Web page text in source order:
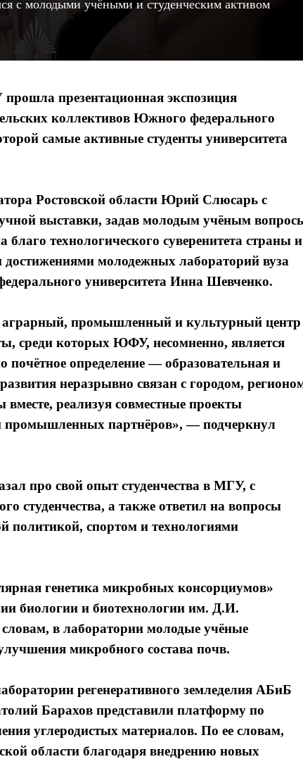
с молодыми учёными и студенческим активом
презентационная экспозиция
коллективов Южного федерального
самые активные студенты университета
Ростовской области Юрий Слюсарь с
выставки, задав молодым учёным
технологического суверенитета страны и
молодежных лабораторий вуза
университета Инна Шевченко.
аграрный, промышленный и культурный центр
среди которых ЮФУ, несомненно, является
определение — образовательная и
неразрывно связан с городом,
реализуя совместные проекты
промышленных партнёров», — подчеркнул
про свой опыт студенчества в МГУ, с
студенчества, а также ответил на вопросы
политикой, спортом и технологиями
генетика микробных консорциумов»
биологии и биотехнологии им. Д.И.
в лаборатории молодые учёные
микробного состава почв.
регенеративного земледелия АБиБ
Барахов представили платформу по
углеродистых материалов. По ее словам,
области благодаря внедрению новых